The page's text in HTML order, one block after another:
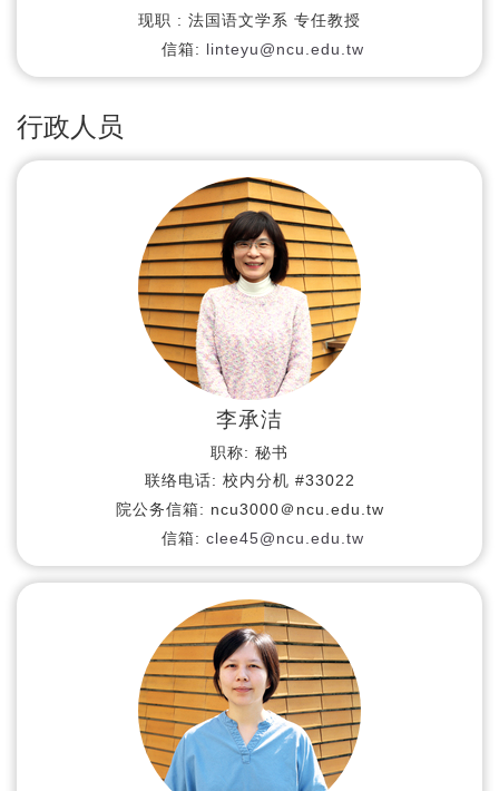
现职 : 法国语文学系 专任教授
信箱:
linteyu@ncu.edu.tw
行政人员
李承洁
职称: 秘书
联络电话: 校内分机 #33022
院公务信箱: ncu3000＠ncu.edu.tw
信箱: clee45@ncu.edu.tw